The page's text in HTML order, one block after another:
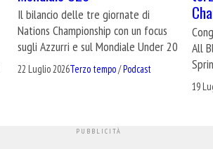
Il bilancio delle tre giornate di
Nations Championship con un focus
sugli Azzurri e sul Mondiale Under 20
22 Luglio 2026Terzo tempo/Podcast
All
19